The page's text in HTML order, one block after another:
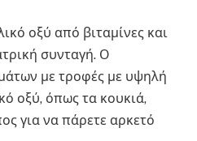
οξύ από βιταμίνες και
συνταγή. Ο
με τροφές με υψηλή
οξύ, όπως τα κουκιά,
για να πάρετε αρκετό